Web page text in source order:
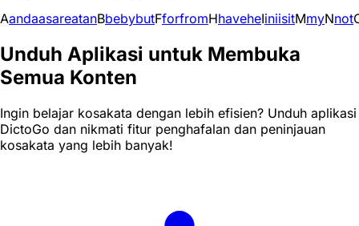
AandaasareatanBbebybutFforfromHhaveheIiniisitMmyNnot
Unduh Aplikasi untuk Membuka
Semua Konten
Ingin belajar kosakata dengan lebih efisien? Unduh aplikasi
DictoGo dan nikmati fitur penghafalan dan peninjauan
kosakata yang lebih banyak!